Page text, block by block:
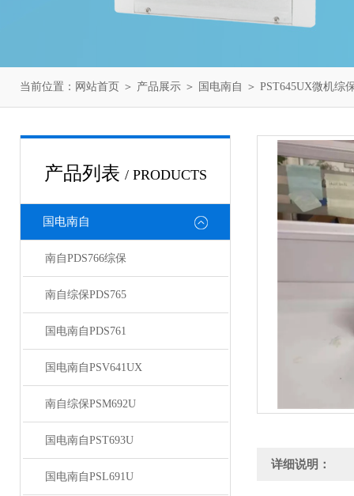
当前位置： 网站首页 ＞ 产品展示 ＞ 国电南自 ＞ PST645UX微机综
产品列表 / PRODUCTS
国电南自
南自PDS766综保
南自综保PDS765
国电南自PDS761
国电南自PSV641UX
南自综保PSM692U
国电南自PST693U
国电南自PSL691U
详细说明：